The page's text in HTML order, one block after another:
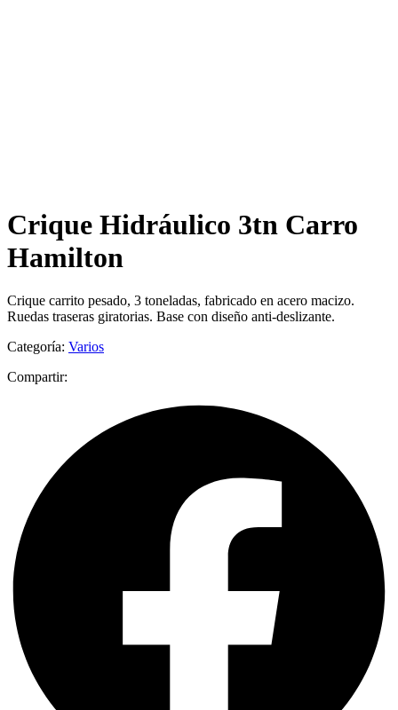
Crique Hidráulico 3tn Carro
Hamilton
Crique carrito pesado, 3 toneladas, fabricado en acero macizo.
Ruedas traseras giratorias. Base con diseño anti-deslizante.
Categoría: Varios
Compartir: